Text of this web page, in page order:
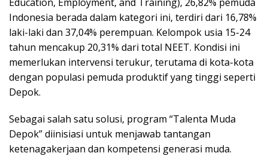
Indonesia berada dalam kategori ini, terdiri dari 16,78%
laki-laki dan 37,04% perempuan. Kelompok usia 15-24
tahun mencakup 20,31% dari total NEET. Kondisi ini
memerlukan intervensi terukur, terutama di kota-kota
dengan populasi pemuda produktif yang tinggi seperti
Depok.
Sebagai salah satu solusi, program “Talenta Muda
Depok” diinisiasi untuk menjawab tantangan
ketenagakerjaan dan kompetensi generasi muda.